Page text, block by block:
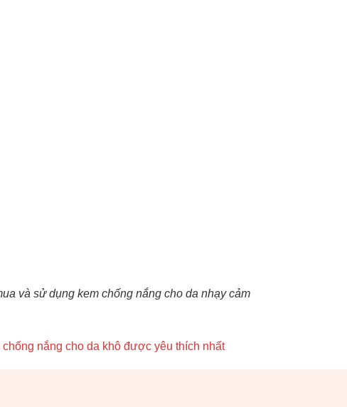
và sử dụng kem chống nắng cho da nhạy cảm
chống nắng cho da khô được yêu thích nhất